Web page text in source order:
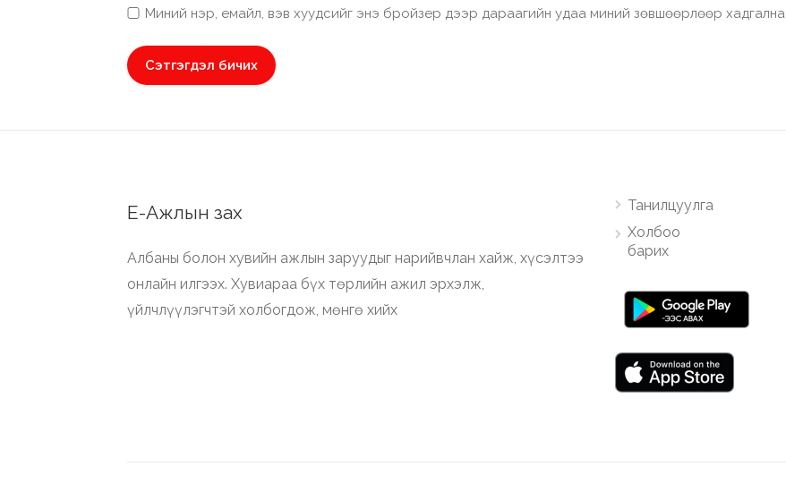
Миний нэр, емайл, вэв хуудсийг энэ бройзер дээр дараагийн удаа миний зөвшөөрлөөр хадгална
Е-Ажлын зах
Албаны болон хувийн ажлын заруудыг нарийвчлан хайж, хүсэлтээ
онлайн илгээх. Хувиараа бүх төрлийн ажил эрхэлж,
үйлчлүүлэгчтэй холбогдож, мөнгө хийх
Танилцуулга
Холбоо
барих